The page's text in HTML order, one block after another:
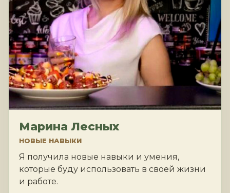
Марина Лесных
НОВЫЕ НАВЫКИ
Я получила новые навыки и умения,
которые буду использовать в своей жизни
и работе.